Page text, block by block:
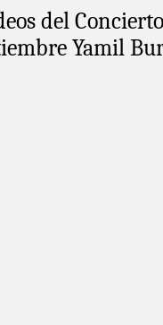
del
Yamil